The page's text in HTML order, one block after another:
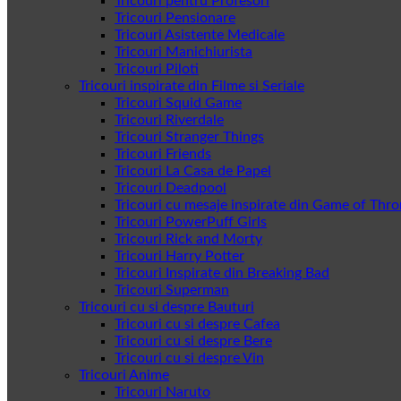
Tricouri Pensionare
Tricouri Asistente Medicale
Tricouri Manichiurista
Tricouri Piloti
Tricouri inspirate din Filme si Seriale
Tricouri Squid Game
Tricouri Riverdale
Tricouri Stranger Things
Tricouri Friends
Tricouri La Casa de Papel
Tricouri Deadpool
Tricouri cu mesaje inspirate din Game of
Tricouri PowerPuff Girls
Tricouri Rick and Morty
Tricouri Harry Potter
Tricouri Inspirate din Breaking Bad
Tricouri Superman
Tricouri cu si despre Bauturi
Tricouri cu si despre Cafea
Tricouri cu si despre Bere
Tricouri cu si despre Vin
Tricouri Anime
Tricouri Naruto